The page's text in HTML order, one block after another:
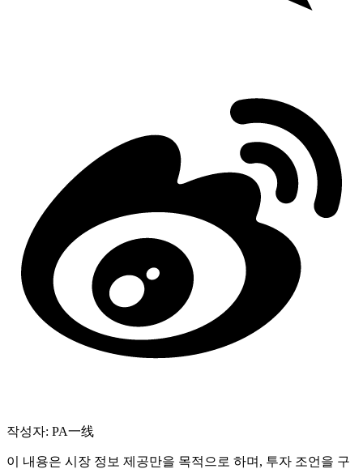
작성자: PA一线
이 내용은 시장 정보 제공만을 목적으로 하며, 투자 조언을 구